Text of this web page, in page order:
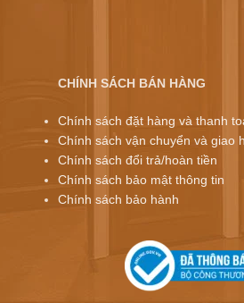
CHÍNH SÁCH BÁN HÀNG
Chính sách đặt hàng và thanh
Chính sách vận chuyển và giao
Chính sách đổi trả/hoàn tiền
Chính sách bảo mật thông tin
Chính sách bảo hành